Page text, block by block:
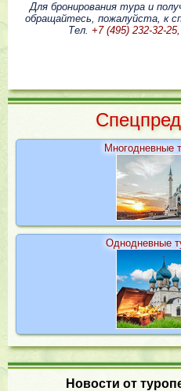
Для бронирования тура и
обращайтесь, пожалуйста, к
Тел. +7 (495) 232-32-25,
Многодневные
Однодневные
Новости от